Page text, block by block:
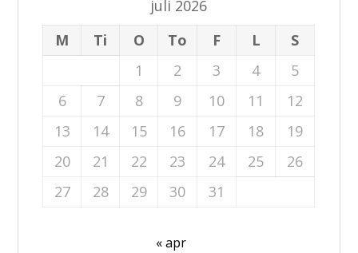
juli 2026
M
Ti O To F L
S
1
2 3 4
5
6
7 8 9 10 11
12
13
14 15 16 17 18
19
20
21 22 23 24 25
26
27
28 29 30 31
« apr